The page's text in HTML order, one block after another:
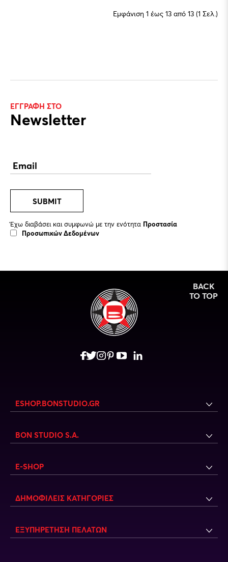
Εμφάνιση 1 έως 13 από 13 (1 Σελ.)
ΕΓΓΡΑΦΗ ΣΤΟ
Newsletter
SUBMIT
Έχω διαβάσει και συμφωνώ με την ενότητα Προστασία
Προσωπικών Δεδομένων
BACK
TO TOP
ESHOP.BONSTUDIO.GR
BON STUDIO S.A.
E-SHOP
ΔΗΜΟΦΙΛΕΙΣ ΚΑΤΗΓΟΡΙΕΣ
ΕΞΥΠΗΡΕΤΗΣΗ ΠΕΛΑΤΩΝ